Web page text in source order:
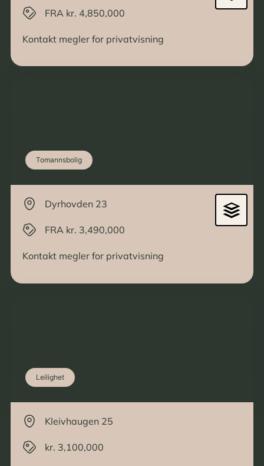
FRA kr. 4,850,000
Kontakt megler for privatvisning
Tomannsbolig
Dyrhovden 23
FRA kr. 3,490,000
Kontakt megler for privatvisning
Leilighet
Kleivhaugen 25
kr. 3,100,000